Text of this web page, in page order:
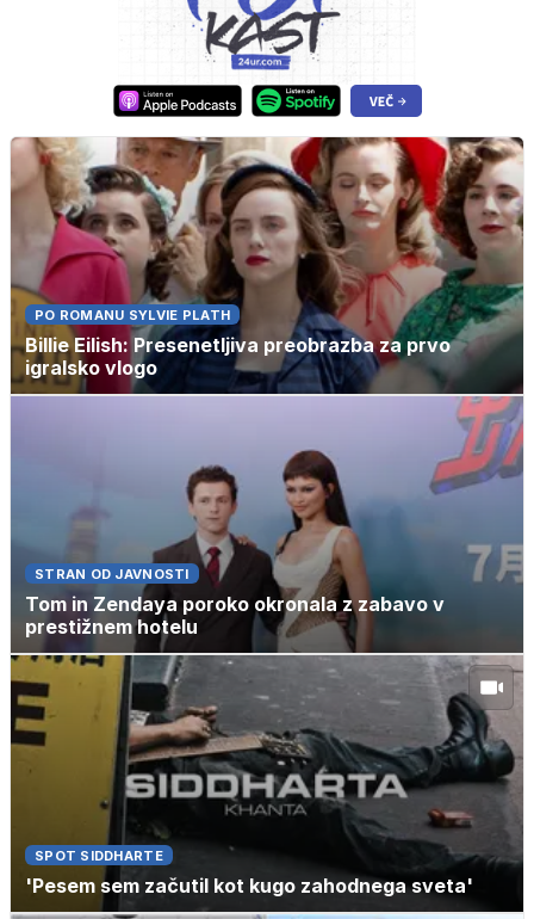
PO ROMANU SYLVIE PLATH
Billie Eilish: Presenetljiva preobrazba za prvo
igralsko vlogo
STRAN OD JAVNOSTI
Tom in Zendaya poroko okronala z zabavo v
prestižnem hotelu
SPOT SIDDHARTE
'Pesem sem začutil kot kugo zahodnega sveta'